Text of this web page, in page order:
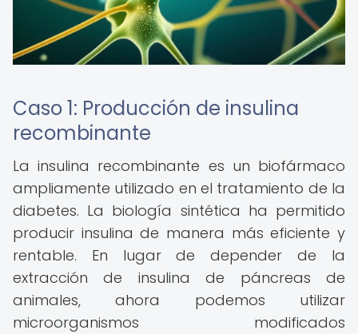
Caso 1: Producción de insulina
recombinante
La insulina recombinante es un biofármaco
ampliamente utilizado en el tratamiento de la
diabetes. La biología sintética ha permitido
producir insulina de manera más eficiente y
rentable. En lugar de depender de la
extracción de insulina de páncreas de
animales, ahora podemos utilizar
microorganismos modificados